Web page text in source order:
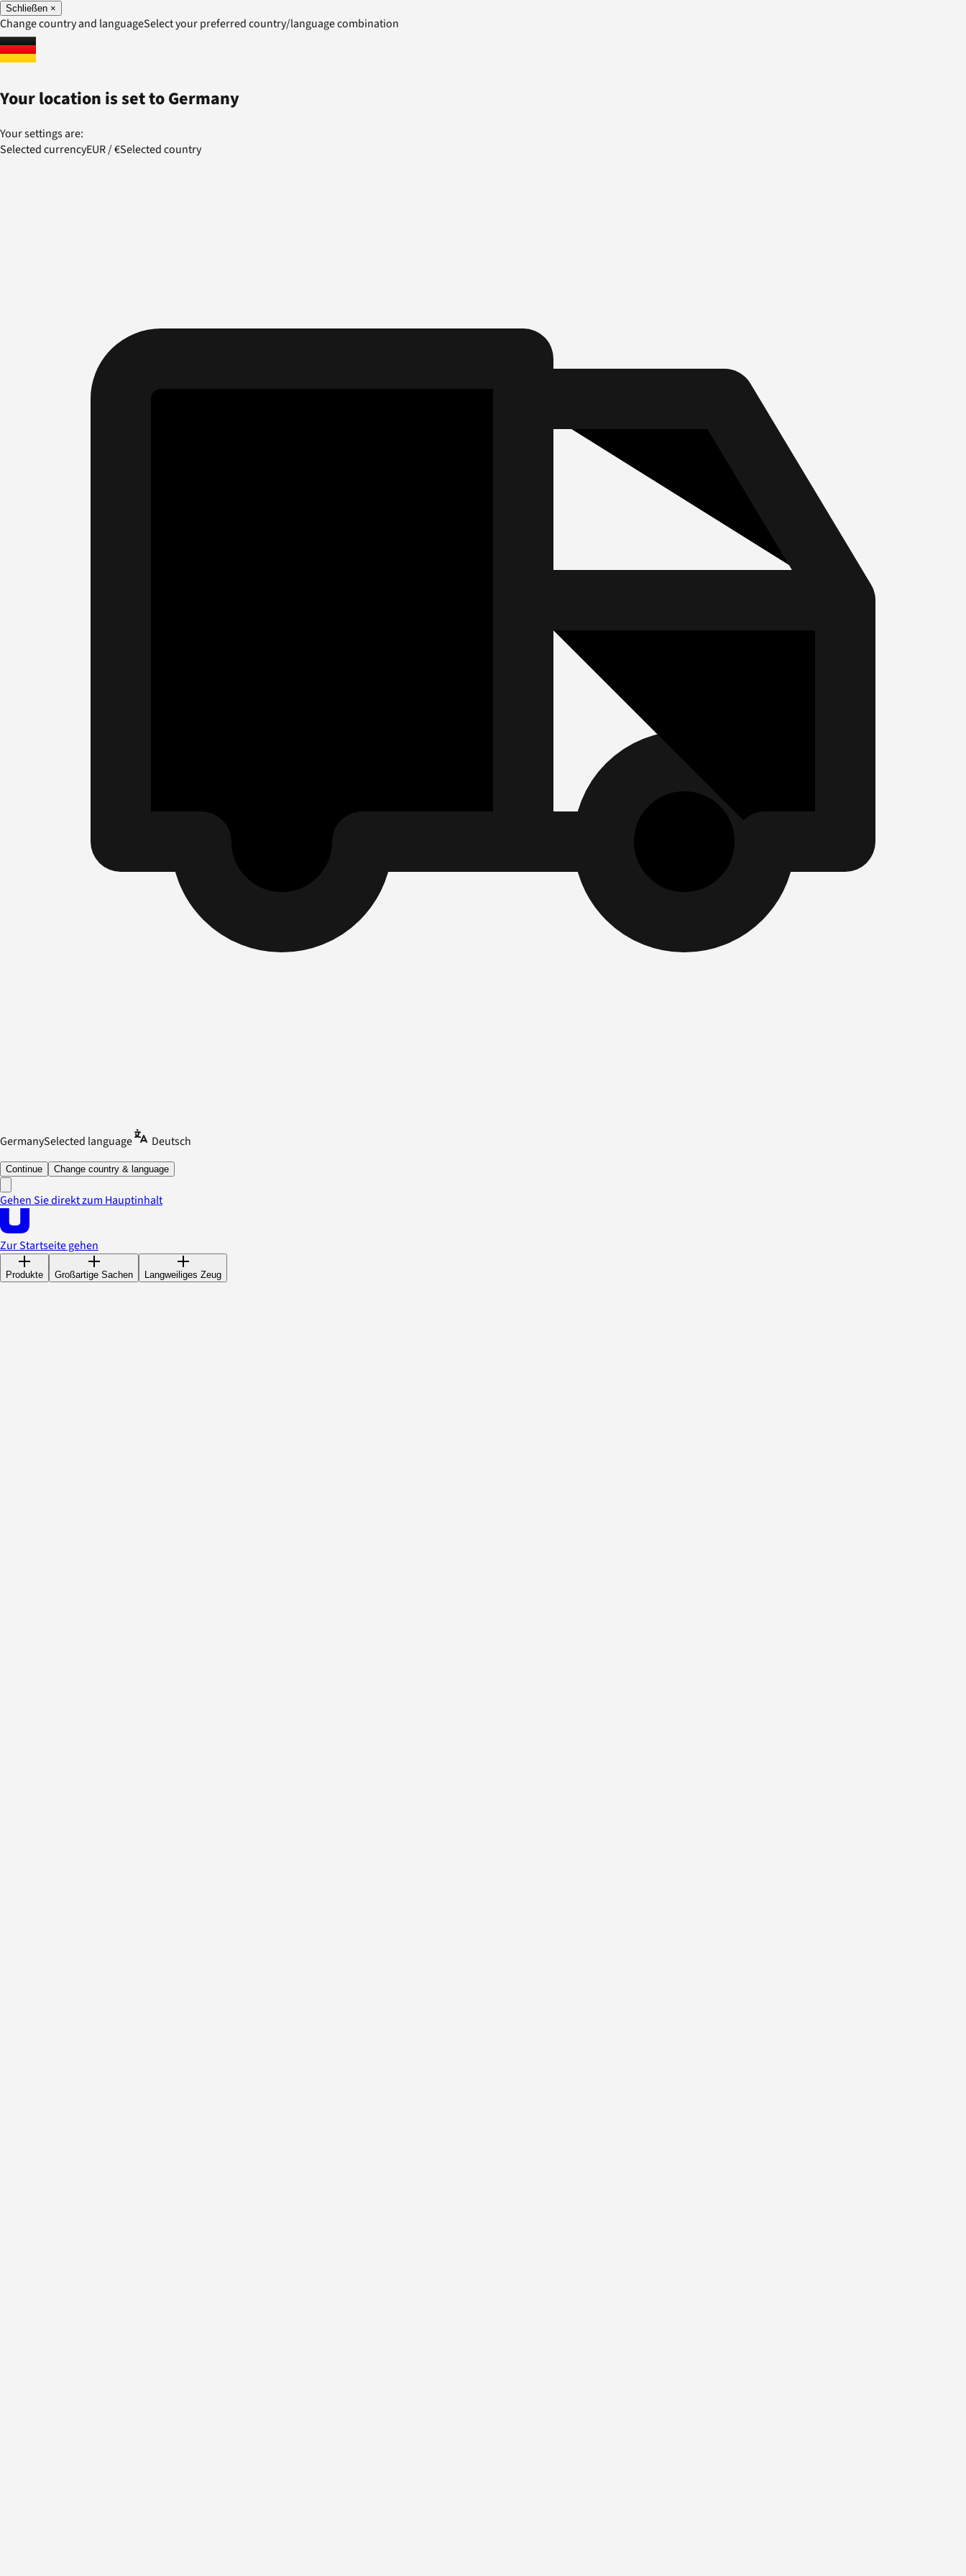
Schließen ×
Change country and languageSelect your preferred country/language combination
Your location is set toGermany
Your settings are:
Selected currencyEUR/€Selected country
GermanySelected language Deutsch
Continue Change country & language
Gehen Sie direkt zum Hauptinhalt
Zur Startseite gehen
Produkte Großartige Sachen Langweiliges Zeug